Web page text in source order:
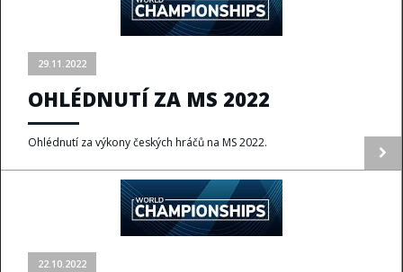
29.11.2022
OHLÉDNUTÍ ZA MS 2022
Ohlédnutí za výkony českých hráčů na MS 2022.
22.10.2022